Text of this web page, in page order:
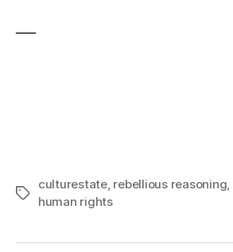
—
Tags
culturestate, rebellious reasoning
human rights